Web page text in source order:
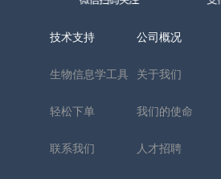
技术支持
生物信息学工具
轻松下单
联系我们
公司概况
关于我们
我们的使命
人才招聘